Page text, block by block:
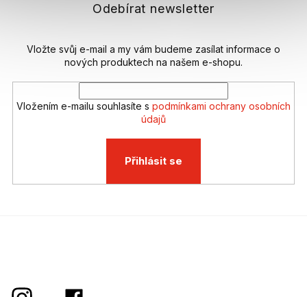
Odebírat newsletter
Vložte svůj e-mail a my vám budeme zasílat informace o
nových produktech na našem e-shopu.
Vložením e-mailu souhlasíte s podmínkami ochrany osobních
údajů
Přihlásit se